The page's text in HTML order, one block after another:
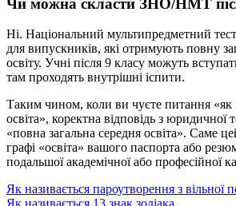
Ні. Національний мультипредметний
для випускників, які отримують повну
освіту. Учні після 9 класу можуть
там проходять внутрішні іспити.
Таким чином, коли ви чуєте питання «як
освіта», коректна відповідь з юридичної
«повна загальна середня освіта». Саме
графі «освіта» вашого паспорта або
подальшої академічної або професійної
Як називається пароутворення з вільної